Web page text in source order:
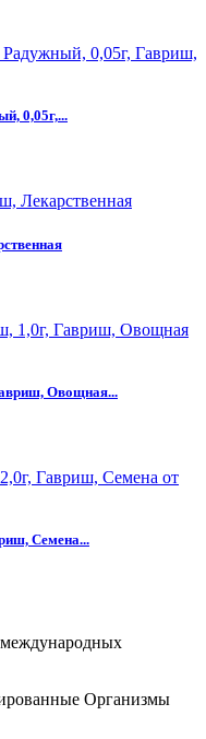
0,05г,...
Овощная...
Семена...
международных
Организмы